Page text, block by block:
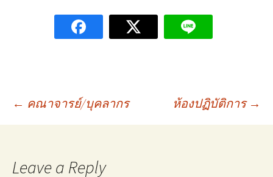
Post
← คณาจารย์/บุคลากร ห้องปฏิบัติการ →
Leave a Reply